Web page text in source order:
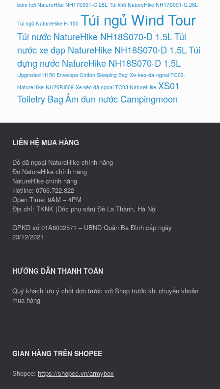
bơm hơi NatureHike NH17S001-G 28L Túi khô NatureHike NH17S001-G 28L
Túi ngủ NatureHike H-150 Túi ngủ Wind Tour
Túi nước NatureHike NH18S070-D 1.5LTúi
nước xe đạp NatureHike NH18S070-D 1.5LTúi
đựng nước NatureHike NH18S070-D 1.5L
Upgraded H150 Envelope Cotton Sleeping Bag Xe-keo-da-ngoai-TC03-
NatureHike-NH20PJ009 Xe kéo dã ngoại TC03 NatureHike XS01
Toiletry BagẤm đun nước Campingmoon
LIÊN HỆ MUA HÀNG
Đồ dã ngoại NatureHike chính hãng
Đồ NatureHike chính hãng
NatureHike chính hãng
Hotline: 0766.722.822
Open Time: 9AM – 4PM
Địa chỉ: TKNK (Dốc phụ sản) Đê La Thành, Hà Nội
GPKD số 01A8032571 – UBND Quận Ba Đình cấp ngày
23/12/2021
HƯỚNG DẪN THANH TOÁN
Quý khách lưu ý chốt đơn trước với Shop trước khi chuyển khoản
mua hàng
GIAN HÀNG TRÊN SHOPEE
Shopee: https://shopee.vn/armybox